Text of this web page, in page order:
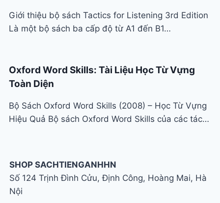
Giới thiệu bộ sách Tactics for Listening 3rd Edition
Là một bộ sách ba cấp độ từ A1 đến B1…
Oxford Word Skills: Tài Liệu Học Từ Vựng
Toàn Diện
Bộ Sách Oxford Word Skills (2008) – Học Từ Vựng
Hiệu Quả Bộ sách Oxford Word Skills của các tác…
SHOP SACHTIENGANHHN
Số 124 Trịnh Đình Cửu, Định Công, Hoàng Mai, Hà
Nội